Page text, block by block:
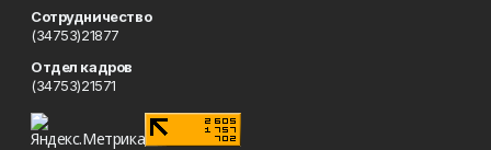
Сотрудничество
(34753)21877
Отдел кадров
(34753)21571